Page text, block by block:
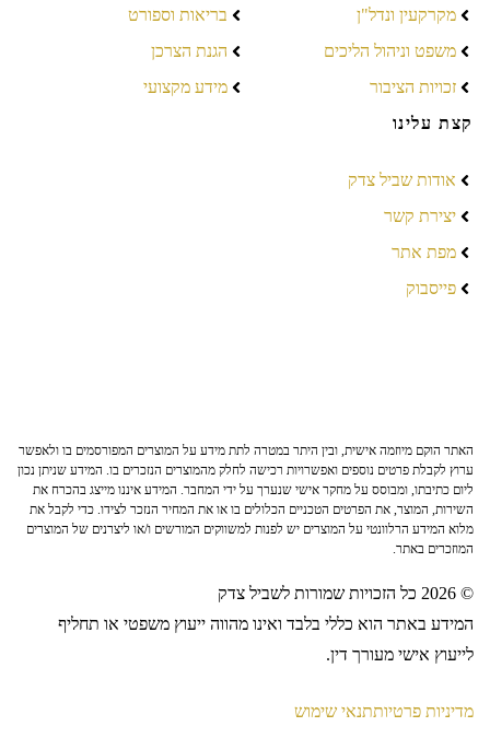
מקרקעין ונדל"ן
משפט וניהול הליכים
זכויות הציבור
בריאות וספורט
הגנת הצרכן
מידע מקצועי
קצת עלינו
אודות שביל צדק
יצירת קשר
מפת אתר
פייסבוק
האתר הוקם מיוזמה אישית, ובין היתר במטרה לתת מידע על המוצרים המפורסמים בו ולאפשר
ערוץ לקבלת פרטים נוספים ואפשרויות רכישה לחלק מהמוצרים הנזכרים בו. המידע שניתן נכון
ליום כתיבתו, ומבוסס על מחקר אישי שנערך על ידי המחבר. המידע איננו מייצג בהכרח את
השירות, המוצר, את הפרטים הטכניים הכלולים בו או את המחיר הנזכר לצידו. כדי לקבל את
מלוא המידע הרלוונטי על המוצרים יש לפנות למשווקים המורשים ו/או ליצרנים של המוצרים
המוזכרים באתר.
© 2026 כל הזכויות שמורות לשביל צדק
המידע באתר הוא כללי בלבד ואינו מהווה ייעוץ משפטי או תחליף
לייעוץ אישי מעורך דין.
מדיניות פרטיותתנאי שימוש